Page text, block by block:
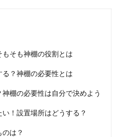
金とは？流れを紹介
持している方は、アパート物件にある駐
もしくはお近くの月極め駐車場を契約す
なる...
ョンの駐車場にも種類が！機
そも神棚の役割とは
？神棚の必要性とは
棚の必要性は自分で決めよう
！設置場所はどうする？
は？